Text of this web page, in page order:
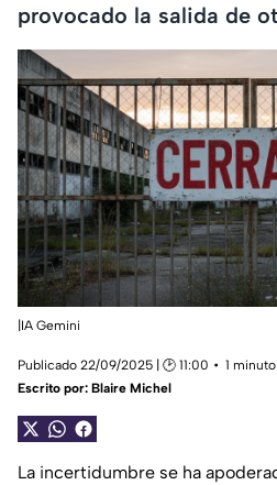
provocado la salida de
|IA Gemini
Publicado 22/09/2025 | 🕑 11:00
1
Escrito por: Blaire Michel
La incertidumbre se ha